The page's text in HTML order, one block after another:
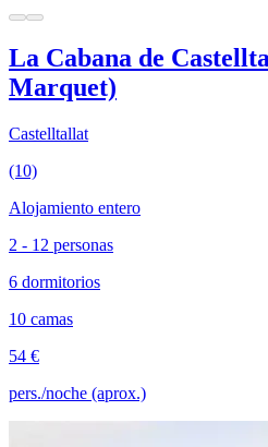
La Cabana de
Marquet)
Castelltallat
(10)
Alojamiento entero
2 - 12 personas
6 dormitorios
10 camas
54 €
pers./noche (aprox.)